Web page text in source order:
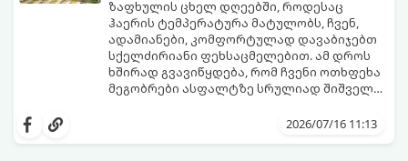
ზაფხულის ცხელ დღეებში, როდესაც
ჰაერის ტემპერატურა მატულობს, ჩვენ,
ადამიანები, კომფორტულად დავაბიჯებთ
სქელძირიანი ფეხსაცმელებით. ამ დროს
ხშირად გვავიწყდება, რომ ჩვენი ოთხფეხა
მეგობრები ასფალტზე სრულიად შიშველი
პირდაპირი სხივების ქვეშ ასფალტი და
2026/07/16 11:13